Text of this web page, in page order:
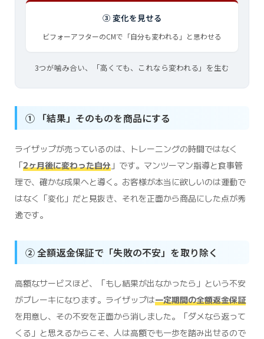
③ 変化を見せる
ビフォーアフターのCMで「自分も変われる」と思わせる
3つが噛み合い、「高くても、これなら変われる」を生む
① 「結果」そのものを商品にする
ライザップが売っているのは、トレーニングの時間ではなく
「2ヶ月後に変わった自分」です。マンツーマン指導と食事管
理で、確かな成果へと導く。お客様が本当に欲しいのは運動で
はなく「変化」だと見抜き、それを正面から商品にした点が秀
逸です。
② 全額返金保証で「失敗の不安」を取り除く
高額なサービスほど、「もし結果が出なかったら」という不安
がブレーキになります。ライザップは一定期間の全額返金保証
を用意し、その不安を正面から消しました。「ダメなら返って
くる」と思えるからこそ、人は高額でも一歩を踏み出せるので